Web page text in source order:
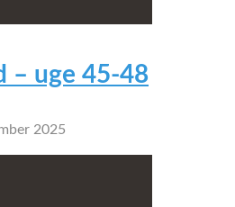
– uge 45-48
2025